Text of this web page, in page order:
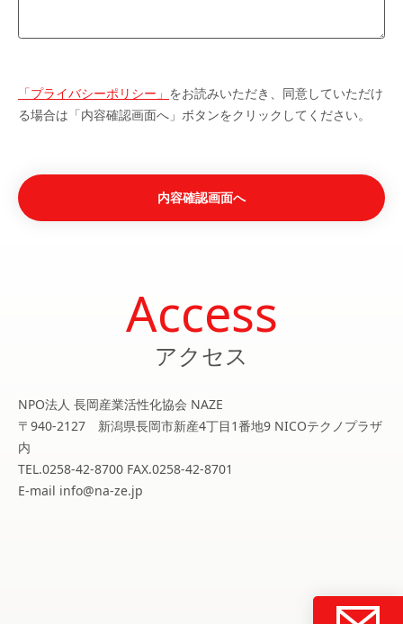
「プライバシーポリシー」 をお読みいただき、同意していただけ
る場合は「内容確認画面へ」ボタンをクリックしてください。
Access
アクセス
NPO法人 長岡産業活性化協会 NAZE
〒940-2127 新潟県長岡市新産4丁目1番地9 NICOテクノプラザ
内
TEL.0258-42-8700 FAX.0258-42-8701
E-mail info@na-ze.jp